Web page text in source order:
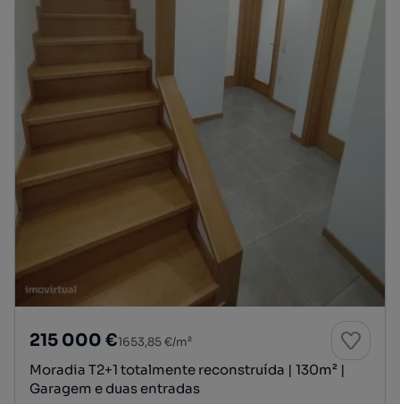
215 000 €1653,85 €/m²
Moradia T2+1 totalmente reconstruída | 130m² |
Garagem e duas entradas